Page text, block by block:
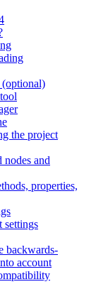
(optional)
the project
nodes and
properties,
settings
backwards-
account